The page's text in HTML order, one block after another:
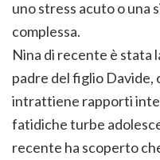
uno stress acuto o una
complessa.
Nina di recente è stata
padre del figlio Davide,
intrattiene rapporti
fatidiche turbe
recente ha scoperto